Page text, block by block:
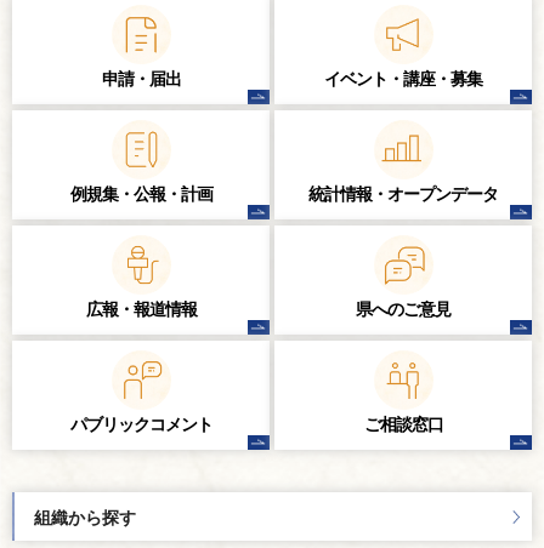
申請・届出 イベント・講座・ 募集
例規集・公報・計画 統計情報・ オープンデータ
広報・報道情報 県へのご意見
パブリックコメント ご相談窓口
組織から探す